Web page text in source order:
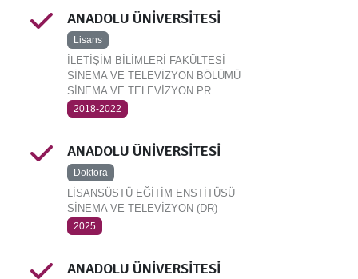
ANADOLU ÜNİVERSİTESİ
Lisans
İLETİŞİM BİLİMLERİ FAKÜLTESİ
SİNEMA VE TELEVİZYON BÖLÜMÜ
SİNEMA VE TELEVİZYON PR.
2018-2022
ANADOLU ÜNİVERSİTESİ
Doktora
LİSANSÜSTÜ EĞİTİM ENSTİTÜSÜ
SİNEMA VE TELEVİZYON (DR)
2025
ANADOLU ÜNİVERSİTESİ